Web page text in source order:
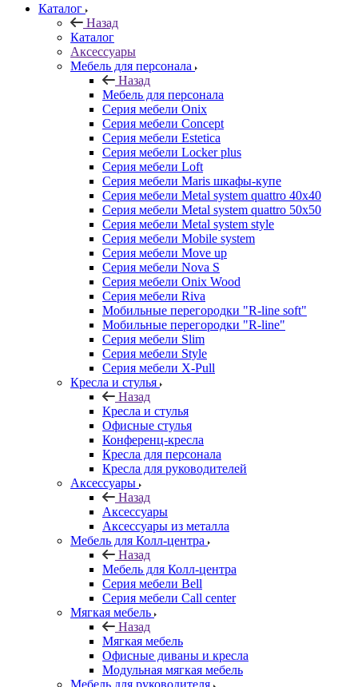
Каталог
Назад
Каталог
Аксессуары
Мебель для персонала
Назад
Мебель для персонала
Серия мебели Onix
Серия мебели Concept
Серия мебели Estetica
Серия мебели Locker plus
Серия мебели Loft
Серия мебели Maris шкафы-купе
Серия мебели Metal system quattro 40x40
Серия мебели Metal system quattro 50x50
Серия мебели Metal system style
Серия мебели Mobile system
Серия мебели Move up
Серия мебели Nova S
Серия мебели Onix Wood
Серия мебели Riva
Мобильные перегородки "R-line soft"
Мобильные перегородки "R-line"
Серия мебели Slim
Серия мебели Style
Серия мебели X-Pull
Кресла и стулья
Назад
Кресла и стулья
Офисные стулья
Конференц-кресла
Кресла для персонала
Кресла для руководителей
Аксессуары
Назад
Аксессуары
Аксессуары из металла
Мебель для Колл-центра
Назад
Мебель для Колл-центра
Серия мебели Bell
Серия мебели Call center
Мягкая мебель
Назад
Мягкая мебель
Офисные диваны и кресла
Модульная мягкая мебель
Мебель для руководителя